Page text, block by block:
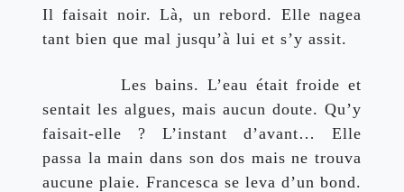
Il faisait noir. Là, un rebord. Elle nagea
tant bien que mal jusqu’à lui et s’y assit.
Les bains. L’eau était froide et
sentait les algues, mais aucun doute. Qu’y
faisait-elle ? L’instant d’avant… Elle
passa la main dans son dos mais ne trouva
aucune plaie. Francesca se leva d’un bond.